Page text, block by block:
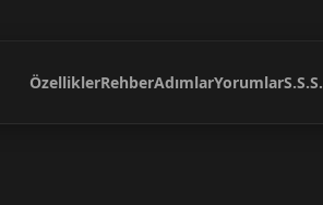
ÖzelliklerRehberAdımlarYorumlarS.S.S.